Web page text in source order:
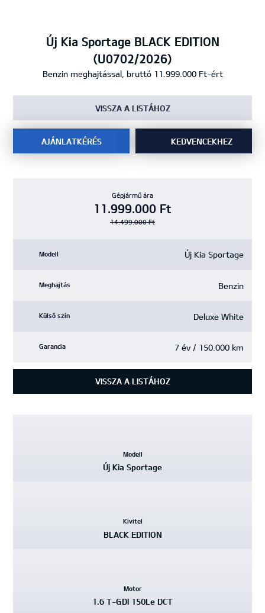
Új Kia Sportage BLACK EDITION
(U0702/2026)
Benzin meghajtással, bruttó 11.999.000 Ft-ért
VISSZA A LISTÁHOZ
AJÁNLATKÉRÉS KEDVENCEKHEZ
Gépjármű ára
11.999.000 Ft
14.499.000 Ft
Modell Új Kia Sportage
Meghajtás Benzin
Külső szín Deluxe White
Garancia 7 év / 150.000 km
VISSZA A LISTÁHOZ
Modell
Új Kia Sportage
Kivitel
BLACK EDITION
Motor
1.6 T-GDI 150Le DCT